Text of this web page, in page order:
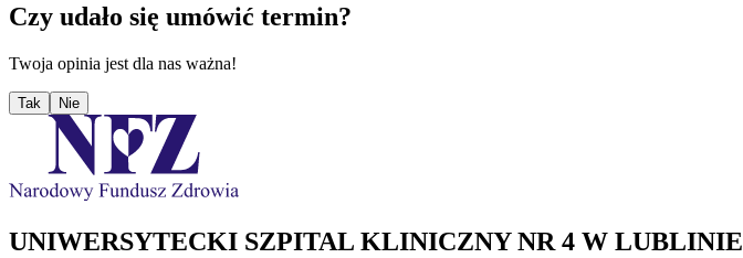
Czy udało się umówić termin?
Twoja opinia jest dla nas ważna!
Tak Nie
UNIWERSYTECKI SZPITAL KLINICZNY NR 4 W LUBLINIE